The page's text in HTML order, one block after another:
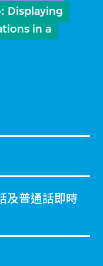
Displaying
in a
及普通話即時